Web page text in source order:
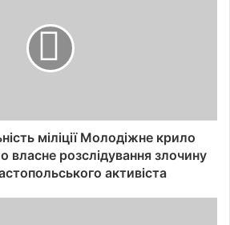
міліції Молодіжне крило
власне розслідування злочину
активіста